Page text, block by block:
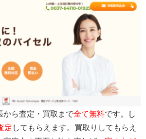
から査定・買取まで全て無料です。
し
定 してもらえます。 買取りしてもらえ